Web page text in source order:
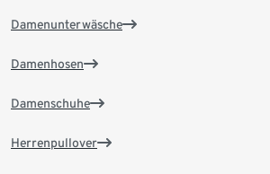
Damenunterwäsche
Damenhosen
Damenschuhe
Herrenpullover